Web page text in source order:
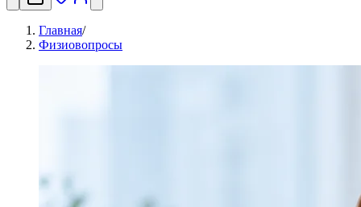
Главная/
Физиовопросы